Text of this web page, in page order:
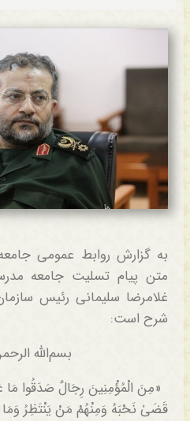
به گزارش روابط عمومی
متن پیام تسلیت جامعه
غلامرضا سلیمانی رئیس
شرح است:
بسم‌الله
«مِنَ الْمُؤْمِنِينَ رِجَالٌ صَدَقُوا مَا
قَضَىٰ نَحْبَهُ وَمِنْهُمْ مَنْ يَنْتَظِرُ وَمَا